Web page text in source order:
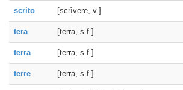
scrito [scrìvere, v.]
tera [terra, s.f.]
terra [terra, s.f.]
terre [terra, s.f.]